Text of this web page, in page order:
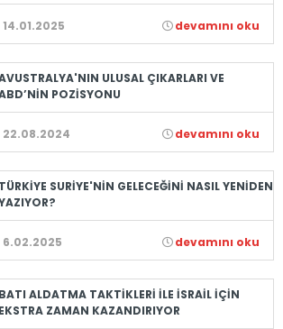
14.01.2025 devamını oku
ULUSAL ÇIKARLARI VE
POZİSYONU
22.08.2024 devamını oku
TÜRKİYE SURİYE'NİN GELECEĞİNİ NASIL YENİDEN
6.02.2025 devamını oku
BATI ALDATMA TAKTİKLERİ İLE İSRAİL İÇİN
EKSTRA ZAMAN KAZANDIRIYOR